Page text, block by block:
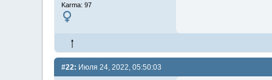
Karma: 97
#22: Июля 24, 2022, 05:50:03